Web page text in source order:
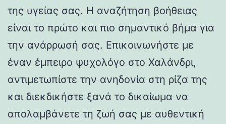
της υγείας σας. Η αναζήτηση βοήθειας
είναι το πρώτο και πιο σημαντικό βήμα για
την ανάρρωσή σας. Επικοινωνήστε με
έναν έμπειρο ψυχολόγο στο Χαλάνδρι,
αντιμετωπίστε την ανηδονία στη ρίζα της
και διεκδικήστε ξανά το δικαίωμα να
απολαμβάνετε τη ζωή σας με αυθεντική